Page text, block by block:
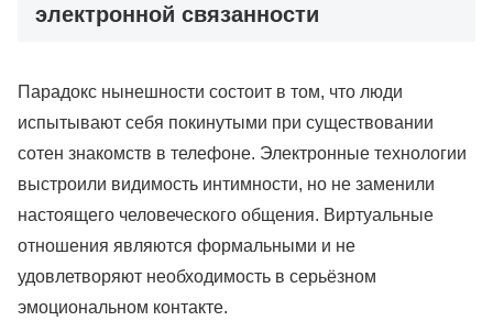
электронной связанности
Парадокс нынешности состоит в том, что люди
испытывают себя покинутыми при существовании
сотен знакомств в телефоне. Электронные технологии
выстроили видимость интимности, но не заменили
настоящего человеческого общения. Виртуальные
отношения являются формальными и не
удовлетворяют необходимость в серьёзном
эмоциональном контакте.